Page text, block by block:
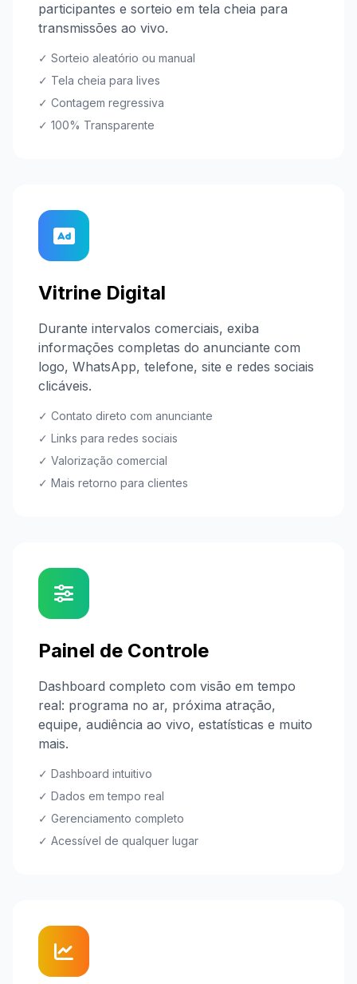
participantes e sorteio em tela cheia para
transmissões ao vivo.
✓ Sorteio aleatório ou manual
✓ Tela cheia para lives
✓ Contagem regressiva
✓ 100% Transparente
Vitrine Digital
Durante intervalos comerciais, exiba
informações completas do anunciante com
logo, WhatsApp, telefone, site e redes sociais
clicáveis.
✓ Contato direto com anunciante
✓ Links para redes sociais
✓ Valorização comercial
✓ Mais retorno para clientes
Painel de Controle
Dashboard completo com visão em tempo
real: programa no ar, próxima atração,
equipe, audiência ao vivo, estatísticas e muito
mais.
✓ Dashboard intuitivo
✓ Dados em tempo real
✓ Gerenciamento completo
✓ Acessível de qualquer lugar